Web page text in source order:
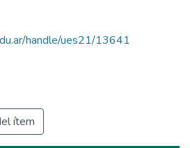
handle/ues21/13641
ítem